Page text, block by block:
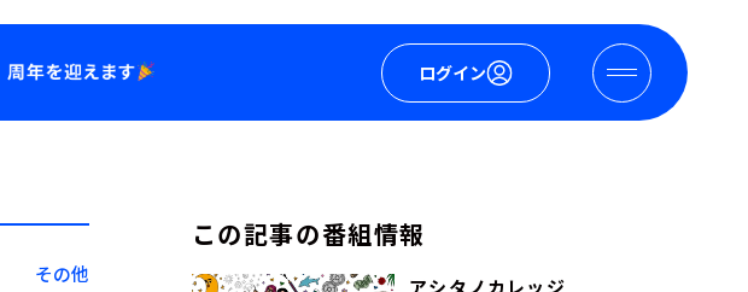
ログイン
その他
この記事の番組情報
アシタノカレッジ